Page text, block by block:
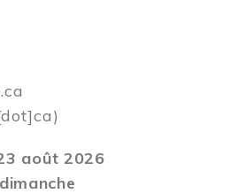
août 2026